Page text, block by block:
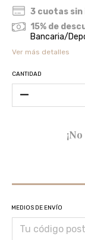
3 cuotas
15% de
Bancaria/
Ver más detalles
CANTIDAD
MEDIOS DE ENVÍO